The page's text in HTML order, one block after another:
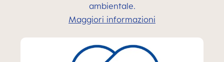
ambientale.
Maggiori informazioni